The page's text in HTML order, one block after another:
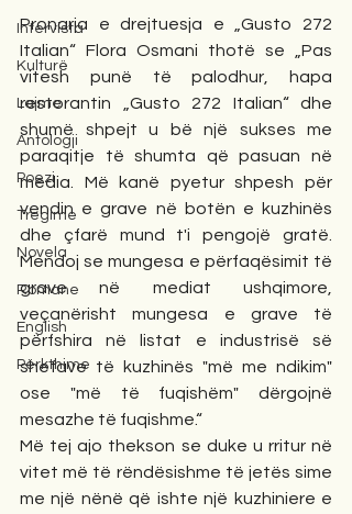
Intervista
Kulturë
Lajme
Antologji
Poezi
Tregime
Novela
Romane
English
Përkthime
Pronarja e drejtuesja e „Gusto 272
Italian“ Flora Osmani thotë se „Pas
vitesh punë të palodhur, hapa
restorantin „Gusto 272 Italian“ dhe
shumë shpejt u bë një sukses me
paraqitje të shumta që pasuan në
media. Më kanë pyetur shpesh për
vendin e grave në botën e kuzhinës
dhe çfarë mund t'i pengojë gratë.
Mendoj se mungesa e përfaqësimit të
grave në mediat ushqimore,
veçanërisht mungesa e grave të
përfshira në listat e industrisë së
shefave të kuzhinës "më me ndikim"
ose "më të fuqishëm" dërgojnë
mesazhe të fuqishme.“
Më tej ajo thekson se duke u rritur në
vitet më të rëndësishme të jetës sime
me një nënë që ishte një kuzhiniere e